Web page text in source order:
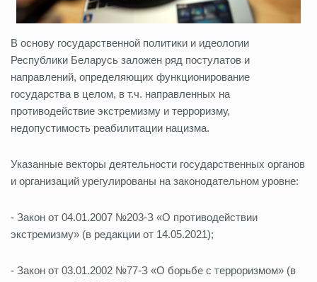
В основу государственной политики и идеологии
Республики Беларусь заложен ряд постулатов и
направлений, определяющих функционирование
государства в целом, в т.ч. направленных на
противодействие экстремизму и терроризму,
недопустимость реабилитации нацизма.
Указанные векторы деятельности государственных органов
и организаций урегулированы на законодательном уровне:
- Закон от 04.01.2007 №203-З «О противодействии
экстремизму» (в редакции от 14.05.2021);
- Закон от 03.01.2002 №77-З «О борьбе с терроризмом» (в